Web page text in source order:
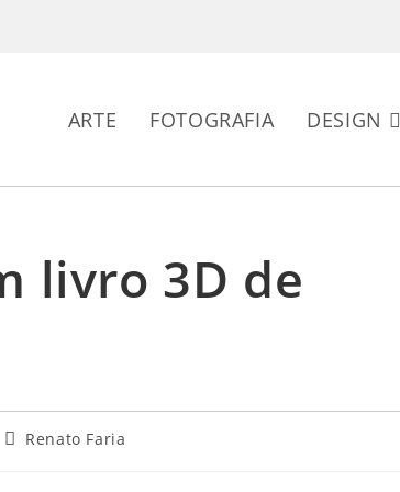
ARTE FOTOGRAFIA DESIGN
livro 3D de
AutorRenato Faria